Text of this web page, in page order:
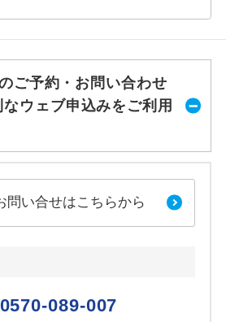
ご予約・お問い合わせ
なウェブ申込みをご利用
問い合せはこちらから
0570-089-007